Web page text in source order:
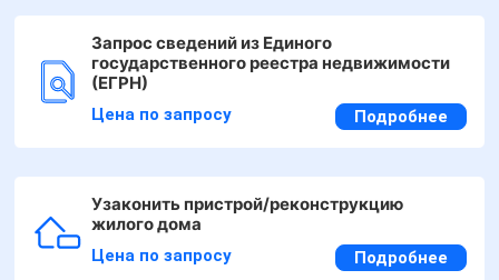
Запрос сведений из Единого
государственного реестра недвижимости
(ЕГРН)
Цена по запросу Подробнее
Узаконить пристрой/реконструкцию
жилого дома
Цена по запросу Подробнее